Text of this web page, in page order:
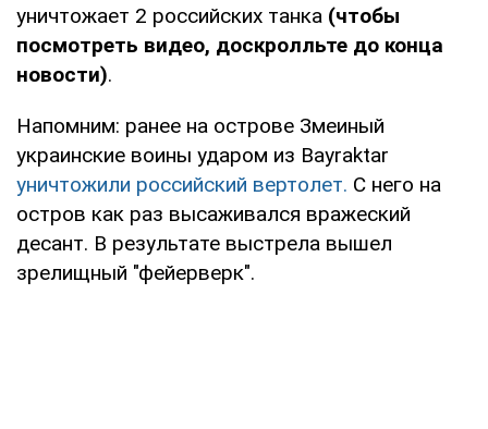
уничтожает 2 российских танка (чтобы
посмотреть видео, доскролльте до конца
новости).
Напомним: ранее на острове Змеиный
украинские воины ударом из Bayraktar
уничтожили российский вертолет. С него на
остров как раз высаживался вражеский
десант. В результате выстрела вышел
зрелищный "фейерверк".